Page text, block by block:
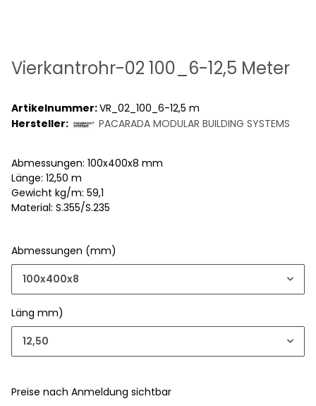
Vierkantrohr-02 100_6-12,5 Meter
Artikelnummer:VR_02_100_6-12,5 m
Hersteller:
PACARADA MODULAR BUILDING SYSTEMS
Abmessungen: 100x400x8 mm
Länge: 12,50 m
Gewicht kg/m: 59,1
Material: S.355/S.235
Abmessungen (mm)
100x400x8
Läng mm)
12,50
Preise nach Anmeldung sichtbar